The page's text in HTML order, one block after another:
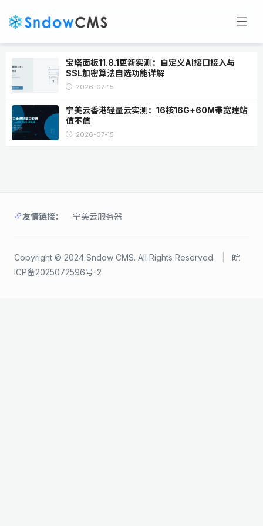
宝塔面板11.8.1更新实测：自定义AI接口接入与
SSL加密算法自选功能详解
2026-07-15
宁美云香港轻量云实测：16核16G+60M带宽建站
值不值
2026-07-15
友情链接： 宁美云服务器
Copyright © 2024 Sndow CMS. All Rights Reserved.
皖
ICP备2025072596号-2